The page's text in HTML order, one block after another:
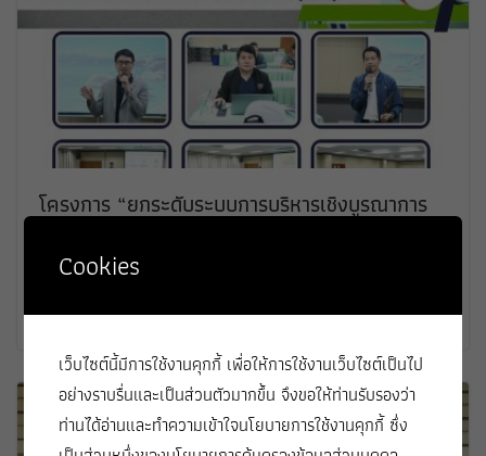
โครงการ “ยกระดับระบบการบริหารเชิงบูรณาการ
พัฒนาที่ยั่งยืน (SDGs)”
Cookies
เว็บไซต์นี้มีการใช้งานคุกกี้ เพื่อให้การใช้งานเว็บไซต์เป็นไป
อย่างราบรื่นและเป็นส่วนตัวมากขึ้น จึงขอให้ท่านรับรองว่า
ท่านได้อ่านและทำความเข้าใจนโยบายการใช้งานคุกกี้ ซึ่ง